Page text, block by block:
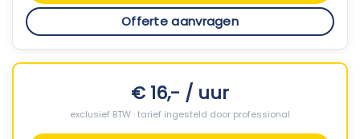
Offerte aanvragen
€ 16,- / uur
exclusief BTW · tarief ingesteld door professional